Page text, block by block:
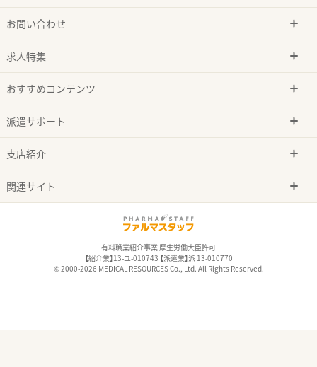
お問い合わせ
求人特集
おすすめコンテンツ
派遣サポート
支店紹介
関連サイト
有料職業紹介事業 厚生労働大臣許可
【紹介業】13-ユ-010743 【派遣業】派 13-010770
© 2000-2026 MEDICAL RESOURCES Co., Ltd. All Rights Reserved.